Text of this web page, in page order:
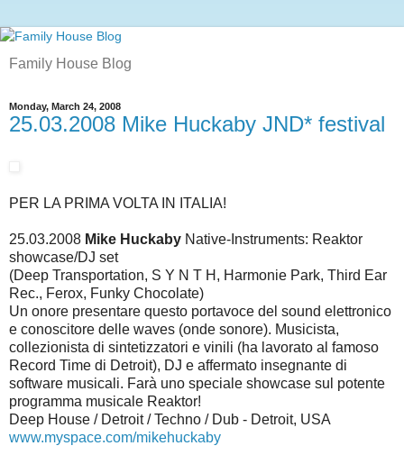
Family House Blog
Monday, March 24, 2008
25.03.2008 Mike Huckaby JND* festival
PER LA PRIMA VOLTA IN ITALIA!
25.03.2008 Mike Huckaby Native-Instruments: Reaktor
showcase/DJ set
(Deep Transportation, S Y N T H, Harmonie Park, Third Ear
Rec., Ferox, Funky Chocolate)
Un onore presentare questo portavoce del sound elettronico
e conoscitore delle waves (onde sonore). Musicista,
collezionista di sintetizzatori e vinili (ha lavorato al famoso
Record Time di Detroit), DJ e affermato insegnante di
software musicali. Farà uno speciale showcase sul potente
programma musicale Reaktor!
Deep House / Detroit / Techno / Dub - Detroit, USA
www.myspace.com/mikehuckaby